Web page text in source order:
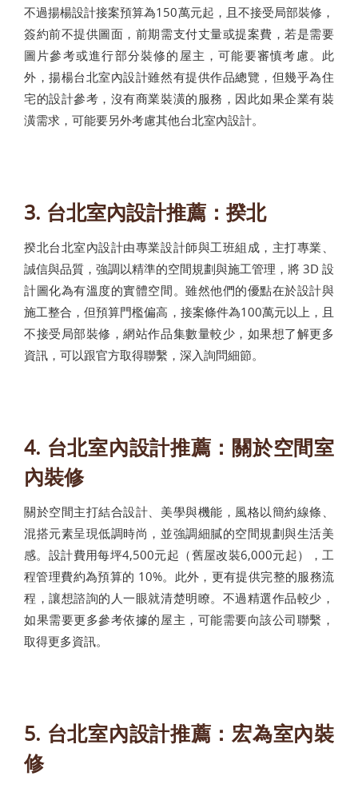
不過揚楊設計接案預算為150萬元起，且不接受局部裝修，
簽約前不提供圖面，前期需支付丈量或提案費，若是需要
圖片參考或進行部分裝修的屋主，可能要審慎考慮。此
外，揚楊台北室內設計雖然有提供作品總覽，但幾乎為住
宅的設計參考，沒有商業裝潢的服務，因此如果企業有裝
潢需求，可能要另外考慮其他台北室內設計。
3. 台北室內設計推薦：揆北
揆北台北室內設計由專業設計師與工班組成，主打專業、
誠信與品質，強調以精準的空間規劃與施工管理，將 3D 設
計圖化為有溫度的實體空間。雖然他們的優點在於設計與
施工整合，但預算門檻偏高，接案條件為100萬元以上，且
不接受局部裝修，網站作品集數量較少，如果想了解更多
資訊，可以跟官方取得聯繫，深入詢問細節。
4. 台北室內設計推薦：關於空間室
內裝修
關於空間主打結合設計、美學與機能，風格以簡約線條、
混搭元素呈現低調時尚，並強調細膩的空間規劃與生活美
感。設計費用每坪4,500元起（舊屋改裝6,000元起），工
程管理費約為預算的 10%。此外，更有提供完整的服務流
程，讓想諮詢的人一眼就清楚明瞭。不過精選作品較少，
如果需要更多參考依據的屋主，可能需要向該公司聯繫，
取得更多資訊。
5. 台北室內設計推薦：宏為室內裝
修